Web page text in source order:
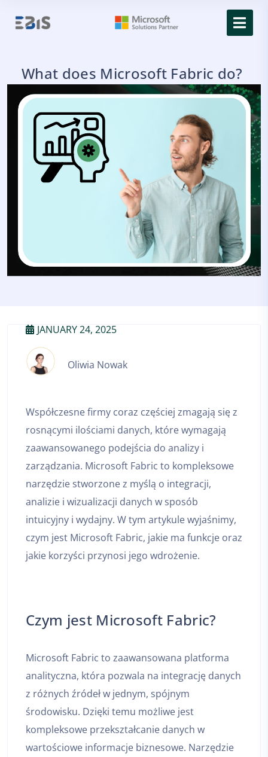
What does Microsoft Fabric do?
JANUARY 24, 2025
Oliwia Nowak
Współczesne firmy coraz częściej zmagają się z
rosnącymi ilościami danych, które wymagają
zaawansowanego podejścia do analizy i
zarządzania. Microsoft Fabric to kompleksowe
narzędzie stworzone z myślą o integracji,
analizie i wizualizacji danych w sposób
intuicyjny i wydajny. W tym artykule wyjaśnimy,
czym jest Microsoft Fabric, jakie ma funkcje oraz
jakie korzyści przynosi jego wdrożenie.
Czym jest Microsoft Fabric?
Microsoft Fabric to zaawansowana platforma
analityczna, która pozwala na integrację danych
z różnych źródeł w jednym, spójnym
środowisku. Dzięki temu możliwe jest
kompleksowe przekształcanie danych w
wartościowe informacje biznesowe. Narzędzie